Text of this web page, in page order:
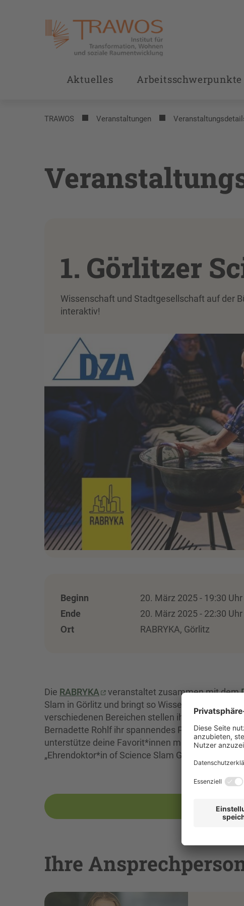
Aktuelles Arbeitsschwerpunkte
TRAWOS Veranstaltungen
1. Görlitzer
Wissenschaft und Stadtgesellschaft auf der
interaktiv!
Beginn
20. März 2025 - 19:30 Uhr
Ende
20. März 2025 - 22:30 Uhr
Ort RABRYKA, Görlitz
Die RABRYKA veranstaltet zusammen mit dem
Slam in Görlitz und bringt so Wissenschaft und
verschiedenen Bereichen stellen ihre Themen in
Bernadette Rohlf ihr spannendes ProjektFioKo
unterstütze deine Favorit*innen mit Applaus!
„Ehrendoktor*in of Science Slam Görlitz“ nach
Mehr
Ihre